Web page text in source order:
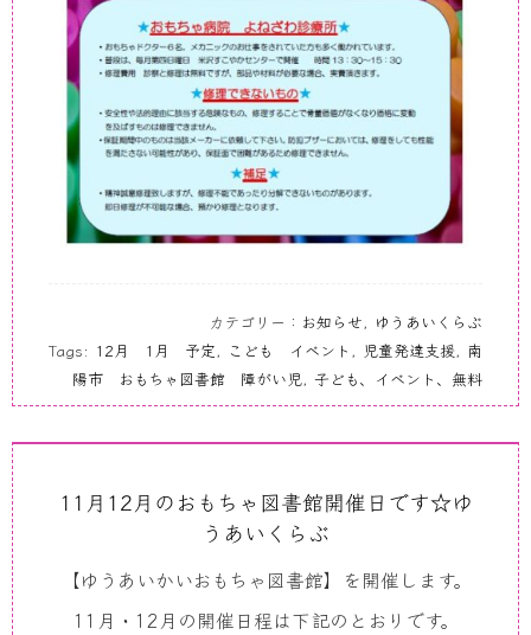
カテゴリー： お知らせ, ゆうあいくらぶ
Tags: 12月 1月 予定, こども イベント , 児童発達支援, 南
陽市 おもちゃ図書館 障がい児, 子ども、イベント、無料
11月12月のおもちゃ図書館開催日です☆ゆ
うあいくらぶ
【ゆうあいかいおもちゃ図書館】を開催します。
11月・12月の開催日程は下記のとおりです。